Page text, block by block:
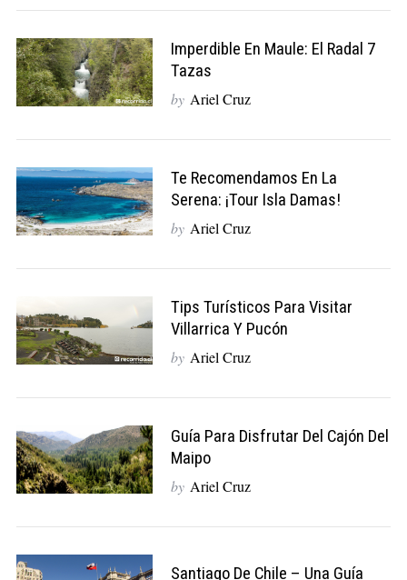
Imperdible En Maule: El Radal 7
Tazas
by Ariel Cruz
Te Recomendamos En La
Serena: ¡Tour Isla Damas!
by Ariel Cruz
Tips Turísticos Para Visitar
Villarrica Y Pucón
by Ariel Cruz
Guía Para Disfrutar Del Cajón Del
Maipo
by Ariel Cruz
Santiago De Chile – Una Guía